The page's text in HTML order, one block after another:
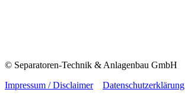
© Separatoren-Technik & Anlagenbau GmbH
Impressum / Disclaimer
Datenschutzerklärung